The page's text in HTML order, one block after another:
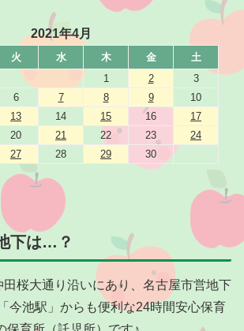
2021年4月
火 水 木 金
土
1
2
3
6 7 8 9
10
13 14 15 16
17
20 21 22 23
24
27 28 29 30
下は…？
桜大通り沿いにあり、名古屋市営地下
今池駅」からも便利な24時間安心保育